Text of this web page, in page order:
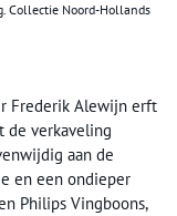
Collectie Noord-Hollands
Frederik Alewijn erft
de verkaveling
aan de
en een ondieper
Philips Vingboons,